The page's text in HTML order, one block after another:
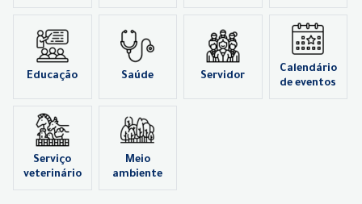
Educação Saúde Servidor
Calendário
de eventos
Serviço
veterinário
Meio
ambiente